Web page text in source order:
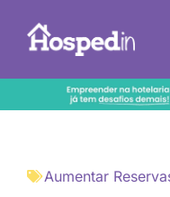
Aumentar